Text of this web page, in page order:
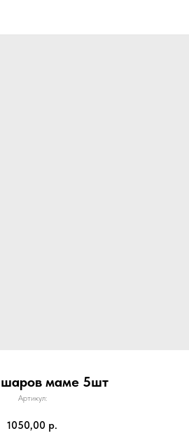
маме 5шт
Артикул:
1050,00 р.